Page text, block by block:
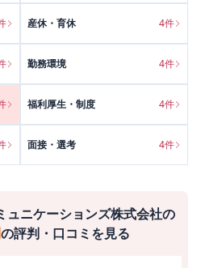
産休・育休 4件
勤務環境 4件
福利厚生・制度 4件
面接・選考 4件
ュニケーションズ株式会社の
の評判・口コミを見る